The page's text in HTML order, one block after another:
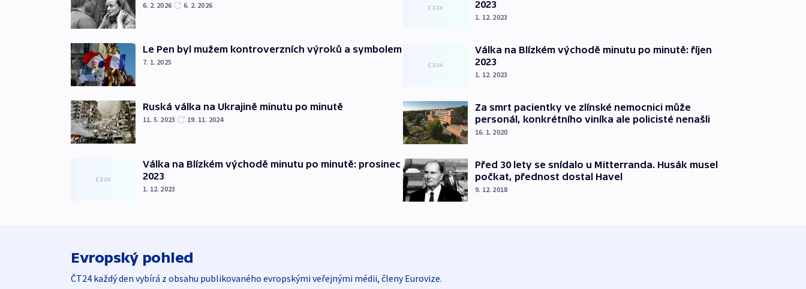
6. 2. 2026 6. 2. 2026
Le Pen byl mužem kontroverzních výroků a symbolem
7. 1. 2025
Ruská válka na Ukrajině minutu po minutě
11. 5. 2023 19. 11. 2024
Válka na Blízkém východě minutu po minutě: prosinec
2023
1. 12. 2023
2023
1. 12. 2023
Válka na Blízkém východě minutu po minutě: říjen
2023
1. 12. 2023
Za smrt pacientky ve zlínské nemocnici může
personál, konkrétního viníka ale policisté nenašli
16. 1. 2020
Před 30 lety se snídalo u Mitterranda. Husák musel
počkat, přednost dostal Havel
9. 12. 2018
Evropský pohled
ČT24 každý den vybírá z obsahu publikovaného evropskými veřejnými médii, členy Eurovize.